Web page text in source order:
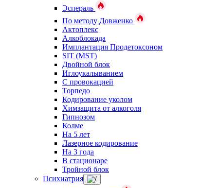
Эспераль
По методу Довженко
Актоплекс
Алкоблокада
Имплантация Продетоксоном
SIT (MST)
Двойной блок
Иглоукалыванием
С провокацией
Торпедо
Кодирование уколом
Химзащита от алкоголя
Гипнозом
Колме
На 5 лет
Лазерное кодирование
На 3 года
В стационаре
Тройной блок
Психиатрия